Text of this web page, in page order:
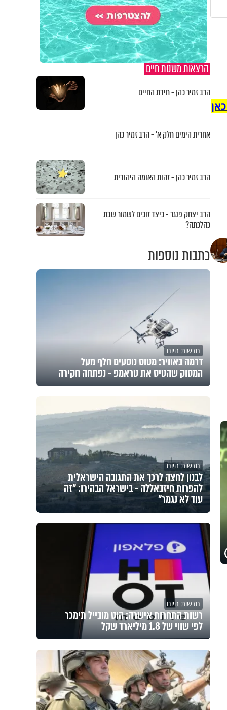
הרצאות משנות חיים
הרב זמיר כהן - חידת החיים
אחרית הימים חלק א’ - הרב זמיר כהן
הרב זמיר כהן - זהות האומה היהודית
הרב יצחק פנגר - כיצד זוכים לשמור שבת
כהלכתה?
כתבות נוספות
חדשות היום
דרמה באוויר: מטוס נוסעים חלף מעל
המסוק שהטיס את טראמפ - נפתחה חקירה
חדשות היום
לבנון לחצה לרכך את התגובה הישראלית
להפרות חיזבאללה - בישראל הבהירו: "זה
עוד לא נגמר"
חדשות היום
רשות התחרות אישרה: הוט מובייל תימכר
לפי שווי של 1.8 מיליארד שקל